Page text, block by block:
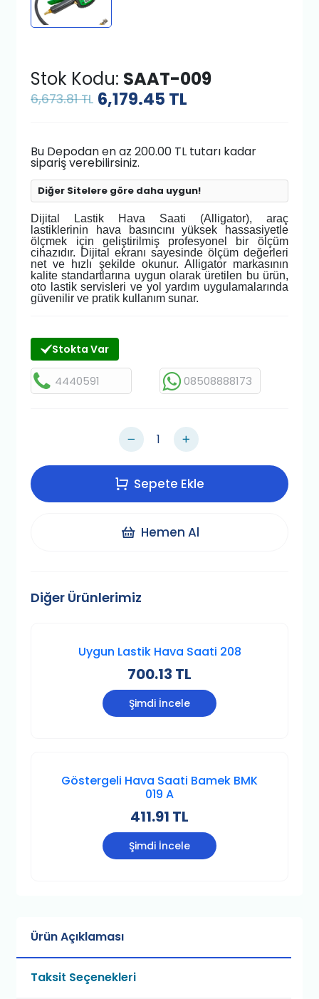
Stok Kodu: SAAT-009
6,673.81 TL 6,179.45 TL
Bu Depodan en az 200.00 TL tutarı kadar
sipariş verebilirsiniz.
Diğer Sitelere göre daha uygun!
Dijital Lastik Hava Saati (Alligator), araç
lastiklerinin hava basıncını yüksek hassasiyetle
ölçmek için geliştirilmiş profesyonel bir ölçüm
cihazıdır. Dijital ekranı sayesinde ölçüm değerleri
net ve hızlı şekilde okunur. Alligator markasının
kalite standartlarına uygun olarak üretilen bu ürün,
oto lastik servisleri ve yol yardım uygulamalarında
güvenilir ve pratik kullanım sunar.
Stokta Var
4440591 08508888173
Sepete Ekle
Hemen Al
Diğer Ürünlerimiz
Uygun Lastik Hava Saati 208
700.13 TL
Şimdi İncele
Göstergeli Hava Saati Bamek BMK
019 A
411.91 TL
Şimdi İncele
Ürün Açıklaması
Taksit Seçenekleri